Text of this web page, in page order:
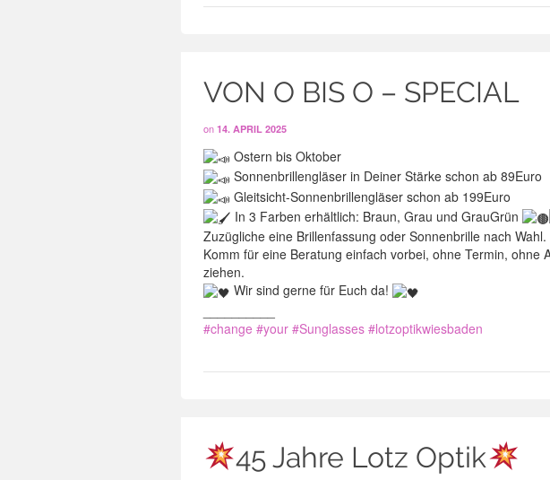
VON O BIS O – SPECIAL
on 14. APRIL 2025
Ostern bis Oktober
Sonnenbrillengläser in Deiner Stärke schon ab 89Euro
Gleitsicht-Sonnenbrillengläser schon ab 199Euro
In 3 Farben erhältlich: Braun, Grau und GrauGrün
Zuzügliche eine Brillenfassung oder Sonnenbrille nach Wahl.
Komm für eine Beratung einfach vorbei, ohne Termin, ohne
ziehen.
Wir sind gerne für Euch da!
#change #your #Sunglasses #lotzoptikwiesbaden
45 Jahre Lotz Optik